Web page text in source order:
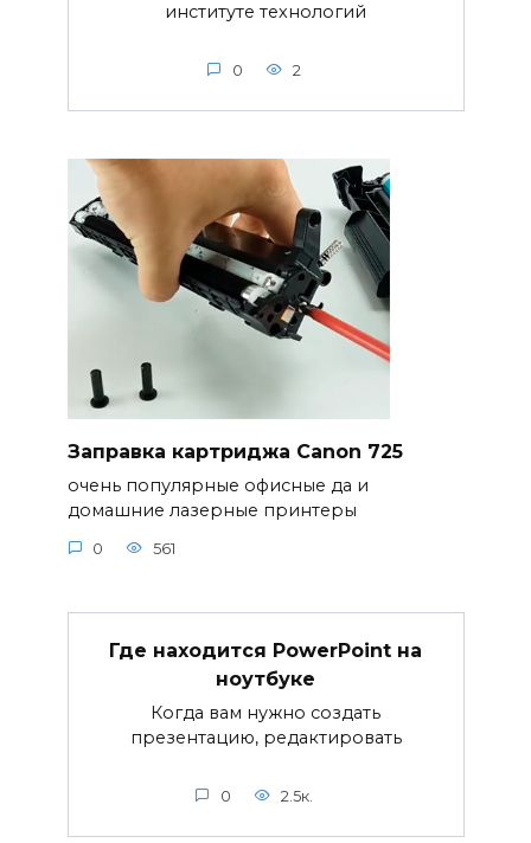
институте технологий
0 2
Заправка картриджа Canon 725
очень популярные офисные да и
домашние лазерные принтеры
0 561
Где находится PowerPoint на
ноутбуке
Когда вам нужно создать
презентацию, редактировать
0 2.5к.